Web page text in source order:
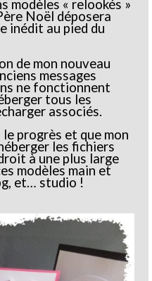
modèles « relookés »
Noël déposera
inédit au pied du
de mon nouveau
messages
ne fonctionnent
tous les
associés.
le progrès et que mon
les fichiers
à une plus large
modèles main et
et… studio !